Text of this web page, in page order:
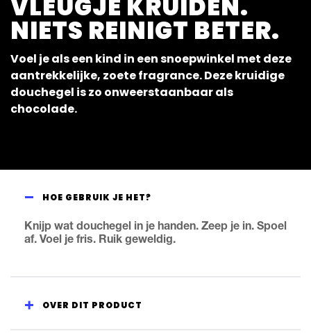
VLEUGJE KRUIDEN.
NIETS REINIGT BETER.
Voel je als een kind in een snoepwinkel met deze
aantrekkelijke, zoete fragrance. Deze kruidige
douchegel is zo onweerstaanbaar als
chocolade.
HOE GEBRUIK JE HET?
Knijp wat douchegel in je handen. Zeep je in. Spoel
af. Voel je fris. Ruik geweldig.
OVER DIT PRODUCT